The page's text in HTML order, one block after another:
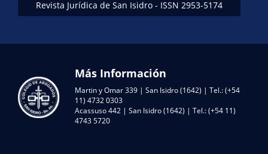
Revista Jurídica de San Isidro - ISSN 2953-5174
Más Información
Martin y Omar 339 | San Isidro (1642) | Tel.: (+54
11) 4732 0303
Acassuso 442 | San Isidro (1642) | Tel.: (+54 11)
4743 5720